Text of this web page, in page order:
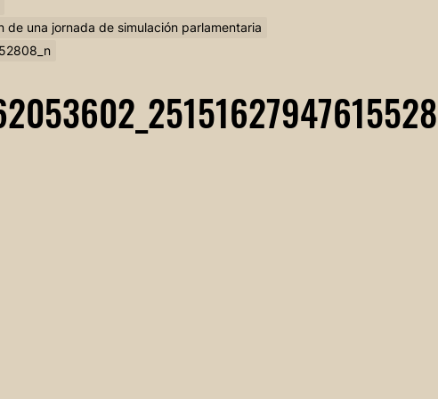
una jornada de simulación parlamentaria